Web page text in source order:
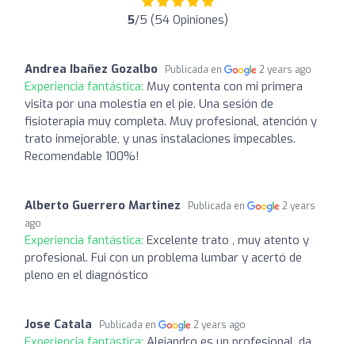
5/5 (54 Opiniones)
Andrea Ibañez Gozalbo Publicada en 2 years ago
Experiencia fantástica: Muy contenta con mi primera
visita por una molestia en el pie. Una sesión de
fisioterapia muy completa. Muy profesional, atención y
trato inmejorable, y unas instalaciones impecables.
Recomendable 100%!
Alberto Guerrero Martinez Publicada en
2 years
ago
Experiencia fantástica: Excelente trato , muy atento y
profesional. Fui con un problema lumbar y acertó de
pleno en el diagnóstico
Jose Catala Publicada en 2 years ago